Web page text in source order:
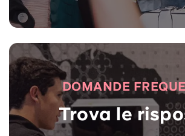
DOMANDE
Trova le